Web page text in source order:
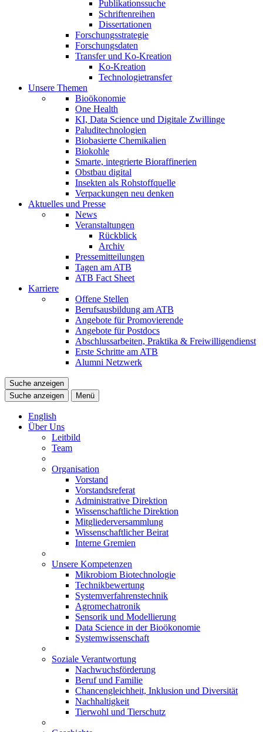
Publikationssuche
Schriftenreihen
Dissertationen
Forschungsstrategie
Forschungsdaten
Transfer und Ko-Kreation
Ko-Kreation
Technologietransfer
Unsere Themen
Bioökonomie
One Health
KI, Data Science und Digitale Zwillinge
Paluditechnologien
Biobasierte Chemikalien
Biokohle
Smarte, integrierte Bioraffinerien
Obstbau digital
Insekten als Rohstoffquelle
Verpackungen neu denken
Aktuelles und Presse
News
Veranstaltungen
Rückblick
Archiv
Pressemitteilungen
Tagen am ATB
ATB Fact Sheet
Karriere
Offene Stellen
Berufsausbildung am ATB
Angebote für Promovierende
Angebote für Postdocs
Abschlussarbeiten, Praktika & Freiwilligendienst
Erste Schritte am ATB
Alumni Netzwerk
Suche anzeigen
Suche anzeigen
Menü
English
Über Uns
Leitbild
Team
Organisation
Vorstand
Vorstandsreferat
Administrative Direktion
Wissenschaftliche Direktion
Mitgliederversammlung
Wissenschaftlicher Beirat
Interne Gremien
Unsere Kompetenzen
Mikrobiom Biotechnologie
Technikbewertung
Systemverfahrenstechnik
Agromechatronik
Sensorik und Modellierung
Data Science in der Bioökonomie
Systemwissenschaft
Soziale Verantwortung
Nachwuchsförderung
Beruf und Familie
Chancengleichheit, Inklusion und Diversität
Nachhaltigkeit
Tierwohl und Tierschutz